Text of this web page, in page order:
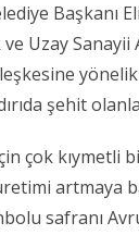
Başkanı
ve Uzay
şehit
çok
artmaya
safranı